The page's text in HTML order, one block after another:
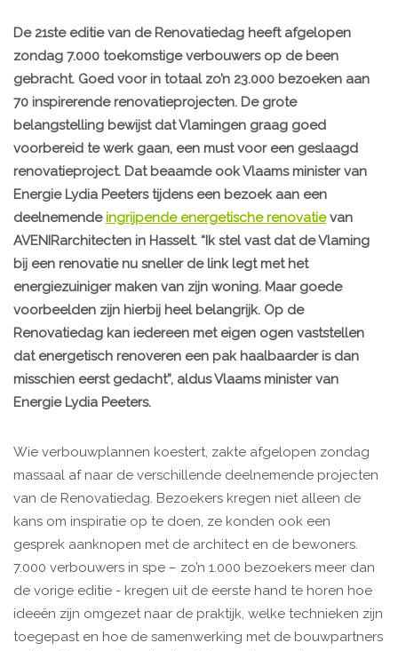
De 21ste editie van de Renovatiedag heeft afgelopen
zondag 7.000 toekomstige verbouwers op de been
gebracht. Goed voor in totaal zo’n 23.000 bezoeken aan
70 inspirerende renovatieprojecten. De grote
belangstelling bewijst dat Vlamingen graag goed
voorbereid te werk gaan, een must voor een geslaagd
renovatieproject. Dat beaamde ook Vlaams minister van
Energie Lydia Peeters tijdens een bezoek aan een
deelnemendeingrijpende energetische renovatievan
AVENIRarchitecten in Hasselt. “Ik stel vast dat de Vlaming
bij een renovatie nu sneller de link legt met het
energiezuiniger maken van zijn woning. Maar goede
voorbeelden zijn hierbij heel belangrijk. Op de
Renovatiedag kan iedereen met eigen ogen vaststellen
dat energetisch renoveren een pak haalbaarder is dan
misschien eerst gedacht”, aldus Vlaams minister van
Energie Lydia Peeters.
Wie verbouwplannen koestert, zakte afgelopen zondag
massaal af naar de verschillende deelnemende projecten
van de Renovatiedag. Bezoekers kregen niet alleen de
kans om inspiratie op te doen, ze konden ook een
gesprek aanknopen met de architect en de bewoners.
7.000 verbouwers in spe – zo’n 1.000 bezoekers meer dan
de vorige editie - kregen uit de eerste hand te horen hoe
ideeën zijn omgezet naar de praktijk, welke technieken zijn
toegepast en hoe de samenwerking met de bouwpartners